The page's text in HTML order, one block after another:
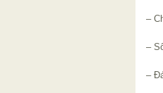
–
–
–